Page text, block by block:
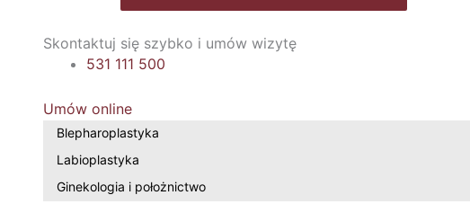
Skontaktuj się szybko i umów wizytę
531 111 500
Umów online
Blepharoplastyka
Labioplastyka
Ginekologia i położnictwo